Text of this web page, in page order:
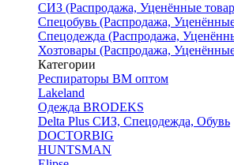
СИЗ (Распродажа, Уценённые
Спецобувь (Распродажа,
Спецодежда (Распродажа,
Хозтовары (Распродажа,
Категории
Респираторы ВМ оптом
Lakeland
Одежда BRODEKS
Delta Plus СИЗ, Спецодежда, Обувь
DOCTORBIG
HUNTSMAN